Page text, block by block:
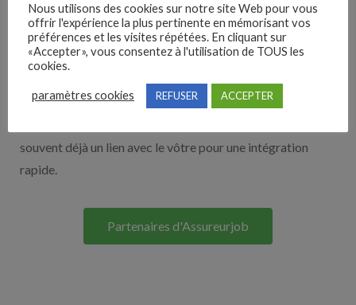
Nos solutions entreprises
Découvrez nos partenaires ! Moteurs de recherches,
multidiffuseurs, sites payant… nombreux sont nos
souvent déjà un lien avec le vôtre pour une intégration
rapide.
Partenaires d'Assureurjob
Nous utilisons des cookies sur notre site Web pour vous
offrir l'expérience la plus pertinente en mémorisant vos
préférences et les visites répétées. En cliquant sur
«Accepter», vous consentez à l'utilisation de TOUS les
cookies.
paramètres cookies REFUSER ACCEPTER